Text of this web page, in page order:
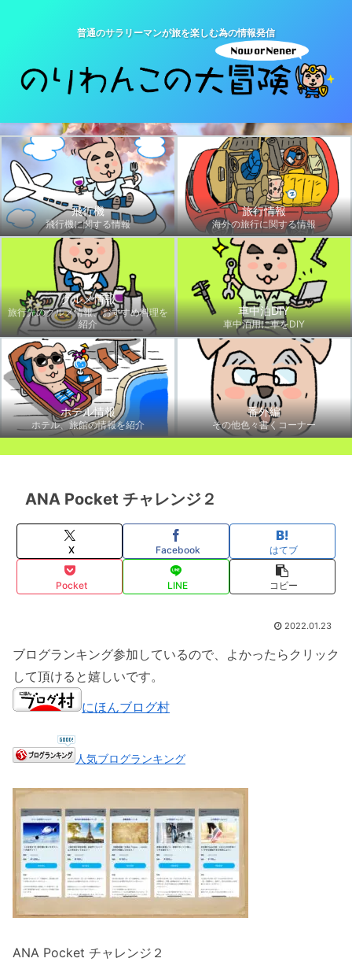
普通のサラリーマンが旅を楽しむ為の情報発信
飛行機
飛行機に関する情報
旅行情報
海外の旅行に関する情報
グルメ情報
旅行先のグルメ情報、おすすめ料理を
紹介
車中泊DIY
車中泊用に車をDIY
ホテル情報
ホテル、旅館の情報を紹介
番外編
その他色々書くコーナー
ANA Pocket チャレンジ２
X Facebook はてブ
Pocket LINE コピー
2022.01.23
ブログランキング参加しているので、よかったらクリック
して頂けると嬉しいです。
にほんブログ村
人気ブログランキング
ANA Pocket チャレンジ２